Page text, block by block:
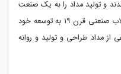
و تولید مداد را به یک صنعت
جهانی تبدیل کردند که در طول دوران انقلاب صنعتی قرن ۱۹ به توسعه خود
از مداد طراحی و تولید و روانه